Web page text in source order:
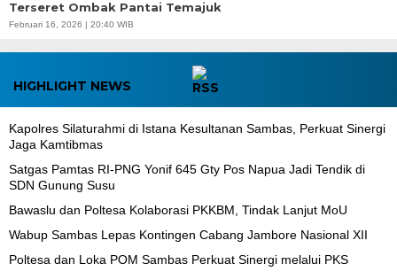
Terseret Ombak Pantai Temajuk
Februari 16, 2026 | 20:40 WIB
HIGHLIGHT NEWS
‎Kapolres Silaturahmi di Istana Kesultanan Sambas, Perkuat Sinergi
Jaga Kamtibmas
Satgas Pamtas RI-PNG Yonif 645 Gty Pos Napua Jadi Tendik di
SDN Gunung Susu
Bawaslu dan Poltesa Kolaborasi PKKBM, Tindak Lanjut MoU
Wabup Sambas Lepas Kontingen Cabang Jambore Nasional XII
Poltesa dan Loka POM Sambas Perkuat Sinergi melalui PKS